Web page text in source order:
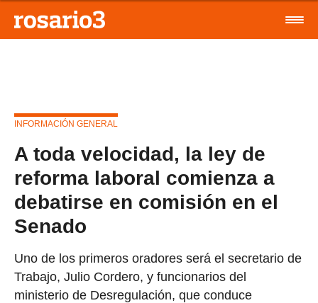
INFORMACIÓN GENERAL
A toda velocidad, la ley de
reforma laboral comienza a
debatirse en comisión en el
Senado
Uno de los primeros oradores será el secretario de
Trabajo, Julio Cordero, y funcionarios del
ministerio de Desregulación, que conduce